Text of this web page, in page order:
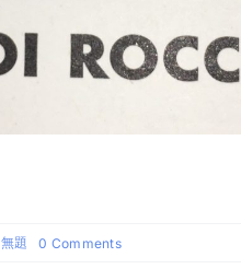
無題 0 Commentson